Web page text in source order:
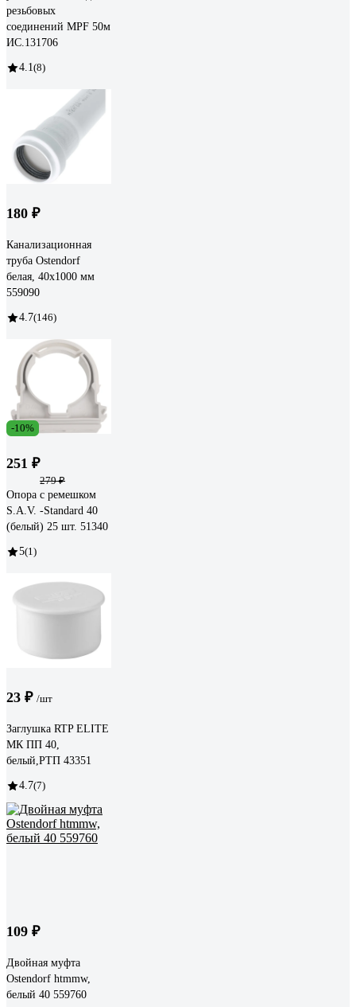
резьбовых
соединений MPF 50м
ИС.131706
4.1 (8)
180 ₽
Канализационная
труба Ostendorf
белая, 40x1000 мм
559090
4.7(146)
-10%
251 ₽
279 ₽
Опора с ремешком
S.A.V. -Standard 40
(белый) 25 шт. 51340
5(1)
23 ₽ /шт
Заглушка RTP ELITE
МК ПП 40,
белый,РТП 43351
4.7(7)
109 ₽
Двойная муфта
Ostendorf htmmw,
белый 40 559760